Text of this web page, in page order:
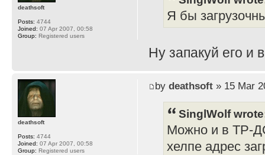
Я бы
Ну запакуй его и
deathsoft
Posts: 4744
Joined: 07 Apr 2007, 00:58
Group: Registered users
by deathsoft» 15 Mar
SinglWolf
Можно и в ТР-
хелпе адрес
deathsoft
Posts: 4744
Joined: 07 Apr 2007, 00:58
Group: Registered users